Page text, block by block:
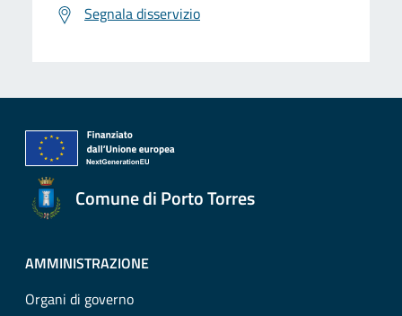
Segnala disservizio
Comune di Porto Torres
AMMINISTRAZIONE
Organi di governo